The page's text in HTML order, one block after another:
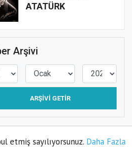
etmiş sayılıyorsunuz. Daha Fazla
ATATÜRK
Arşivi
ARŞIVI GETIR
Gizlilik Politikası Sitene Ekle
İletişim